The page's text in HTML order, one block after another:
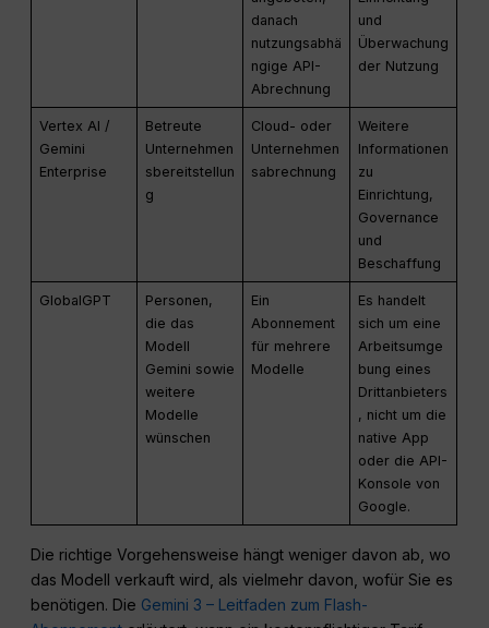
danach
nutzungsabhä
ngige API-
Abrechnung
und
Überwachung
der Nutzung
Vertex AI /
Gemini
Enterprise
Betreute
Unternehmen
sbereitstellun
g
Cloud- oder
Unternehmen
sabrechnung
Weitere
Informationen
zu
Einrichtung,
Governance
und
Beschaffung
GlobalGPT
Personen,
die das
Modell
Gemini sowie
weitere
Modelle
wünschen
Ein
Abonnement
für mehrere
Modelle
Es handelt
sich um eine
Arbeitsumge
bung eines
Drittanbieters
, nicht um die
native App
oder die API-
Konsole von
Google.
Die richtige Vorgehensweise hängt weniger davon ab, wo
das Modell verkauft wird, als vielmehr davon, wofür Sie es
benötigen. Die Gemini 3 – Leitfaden zum Flash-